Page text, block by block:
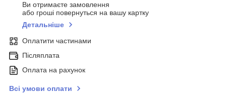
Ви отримаєте замовлення
або гроші повернуться на вашу картку
Детальніше
Оплатити частинами
Післяплата
Оплата на рахунок
Всі умови оплати